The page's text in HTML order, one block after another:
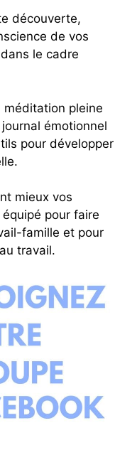
découverte,
de vos
le cadre
méditation pleine
émotionnel
pour développer
mieux vos
pour faire
famille et pour
travail.